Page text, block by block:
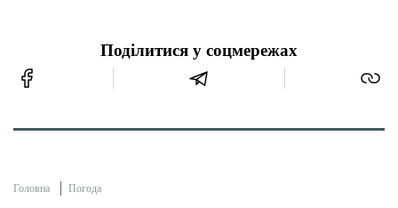
Поділитися у соцмережах
Головна Погода